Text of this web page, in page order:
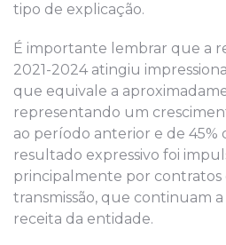
tipo de explicação.
É importante lembrar que a
2021-2024 atingiu
que equivale a
representando um
ao período anterior e de 45%
resultado expressivo foi
principalmente por contratos
transmissão, que continuam
receita da entidade.